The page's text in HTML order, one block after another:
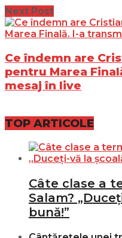
Next Post
Ce îndemn are
pentru Marea
mesaj în live
TOP ARTICOLE
Câte clase a
Salam?
bună!”